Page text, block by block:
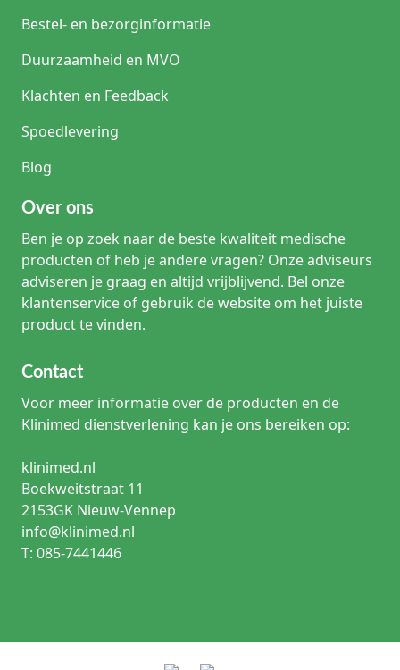
Bestel- en bezorginformatie
Duurzaamheid en MVO
Klachten en Feedback
Spoedlevering
Blog
Over ons
Ben je op zoek naar de beste kwaliteit medische
producten of heb je andere vragen? Onze adviseurs
adviseren je graag en altijd vrijblijvend. Bel onze
klantenservice of gebruik de website om het juiste
product te vinden.
Contact
Voor meer informatie over de producten en de
Klinimed dienstverlening kan je ons bereiken op:
klinimed.nl
Boekweitstraat 11
2153GK Nieuw-Vennep
info@klinimed.nl
T: 085-7441446